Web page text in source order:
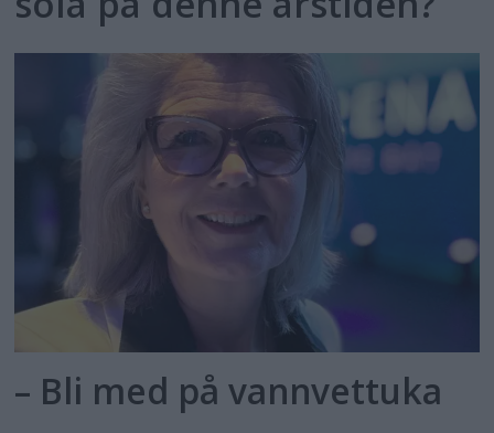
– Bli med på vannvettuka